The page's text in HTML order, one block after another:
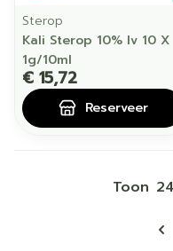
Sterop
Kali Sterop 10% Iv 10 X
1g/10ml
€ 15,72
Reserveer
Toon